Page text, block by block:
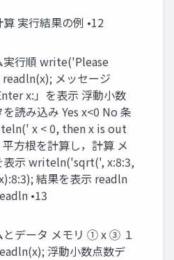
実行結果の例 •12
実行順 write('Please
メッセージ
x:」を表示 浮動小数
読み込み Yes x<0 No 条
x < 0, then x is out
方根を計算し，計算 メ
表示 writeln('sqrt(', x:8:3,
結果を表示 readln
•13
とデータ メモリ ① x ③ １
浮動小数点数デ